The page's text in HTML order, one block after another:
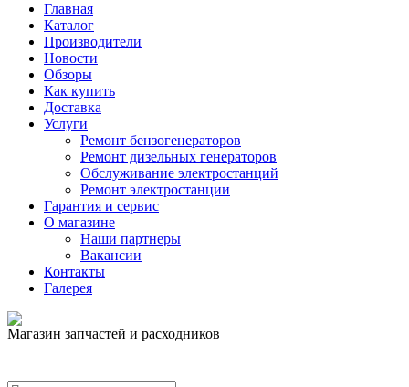
Главная
Каталог
Производители
Новости
Обзоры
Как купить
Доставка
Услуги
Ремонт бензогенераторов
Ремонт дизельных генераторов
Обслуживание электростанций
Ремонт электростанции
Гарантия и сервис
О магазине
Наши партнеры
Вакансии
Контакты
Галерея
Магазин запчастей и расходников